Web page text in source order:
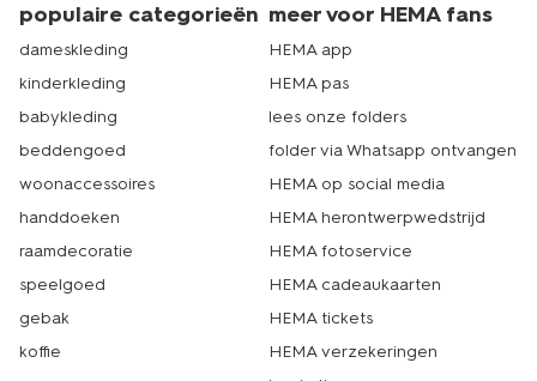
populaire categorieën
dameskleding
kinderkleding
babykleding
beddengoed
woonaccessoires
handdoeken
raamdecoratie
speelgoed
gebak
koffie
meer voor HEMA fans
HEMA app
HEMA pas
lees onze folders
folder via Whatsapp ontvangen
HEMA op social media
HEMA herontwerpwedstrijd
HEMA fotoservice
HEMA cadeaukaarten
HEMA tickets
HEMA verzekeringen